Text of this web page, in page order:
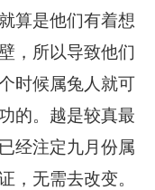
算是他们有着想
，所以导致他们
时候属兔人就可
的。越是较真最
经注定九月份属
，无需去改变。